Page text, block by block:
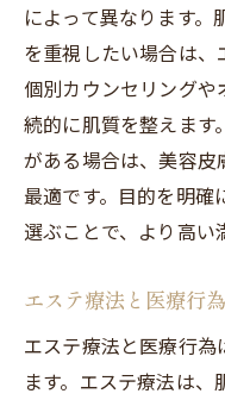
によって異なります
を重視したい場合は、
個別カウンセリング
続的に肌質を整えます
がある場合は、美容
最適です。目的を明確
選ぶことで、より高い
エステ療法と医療行
エステ療法と医療行
ます。エステ療法は